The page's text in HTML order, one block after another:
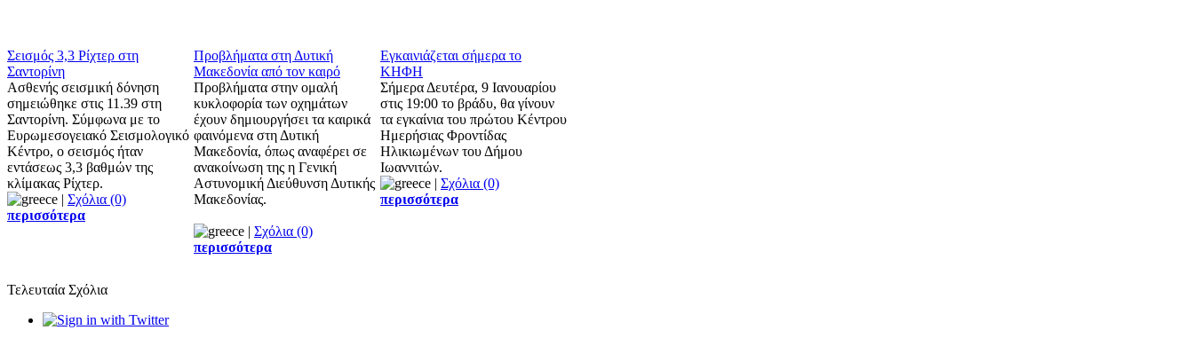
Σεισμός 3,3 Ρίχτερ στη
Σαντορίνη
Ασθενής σεισμική δόνηση
σημειώθηκε στις 11.39 στη
Σαντορίνη. Σύμφωνα με το
Ευρωμεσογειακό Σεισμολογικό
Κέντρο, ο σεισμός ήταν
εντάσεως 3,3 βαθμών της
κλίμακας Ρίχτερ.
| Σχόλια (0)
περισσότερα
Προβλήματα στη Δυτική
Μακεδονία από τον καιρό
Προβλήματα στην ομαλή
κυκλοφορία των οχημάτων
έχουν δημιουργήσει τα καιρικά
φαινόμενα στη Δυτική
Μακεδονία, όπως αναφέρει σε
ανακοίνωση της η Γενική
Αστυνομική Διεύθυνση Δυτικής
Μακεδονίας.
| Σχόλια (0)
περισσότερα
Εγκαινιάζεται σήμερα το
ΚΗΦΗ
Σήμερα Δευτέρα, 9 Ιανουαρίου
στις 19:00 το βράδυ, θα γίνουν
τα εγκαίνια του πρώτου Κέντρου
Ημερήσιας Φροντίδας
Ηλικιωμένων του Δήμου
Ιωαννιτών.
| Σχόλια (0)
περισσότερα
Τελευταία Σχόλια